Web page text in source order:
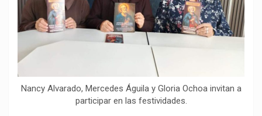
Nancy Alvarado, Mercedes Águila y Gloria Ochoa invitan a
participar en las festividades.